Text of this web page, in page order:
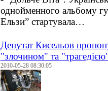
однойменного альбому
Ельзи” стартувала…
Депутат Кисельов
"злочином" та
2010-05-28 08:30:05